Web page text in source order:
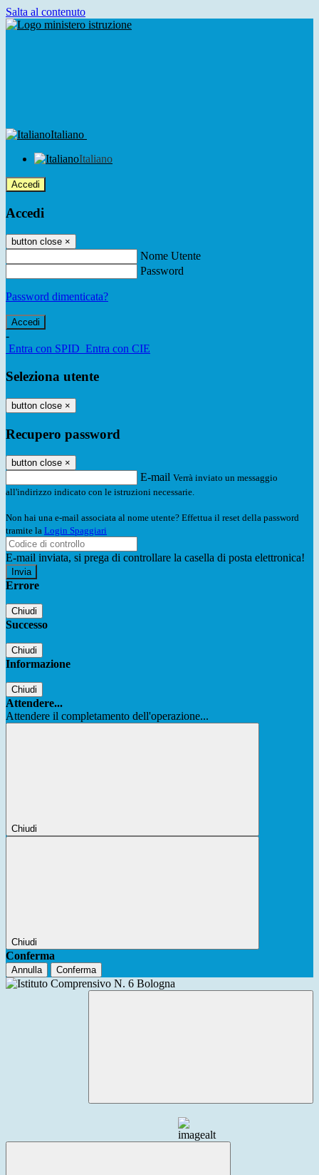
Salta al contenuto
Italiano
Italiano
Accedi
Accedi
button close ×
Nome Utente
Password
Password dimenticata?
-
Entra con SPID Entra con CIE
Seleziona utente
button close ×
Recupero password
button close ×
E-mail Verrà inviato un messaggio
all'indirizzo indicato con le istruzioni necessarie.
Non hai una e-mail associata al nome utente? Effettua il reset della password
tramite la Login Spaggiari
E-mail inviata, si prega di controllare la casella di posta elettronica!
Errore
Chiudi
Successo
Chiudi
Informazione
Chiudi
Attendere...
Attendere il completamento dell'operazione...
Chiudi
Chiudi
Conferma
Annulla Conferma